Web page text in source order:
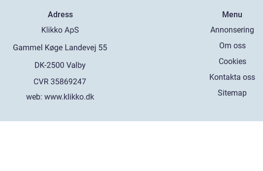
Adress
web:www.klikko.dk
Menu
Annonsering
Om oss
Cookies
Kontakta oss
Sitemap